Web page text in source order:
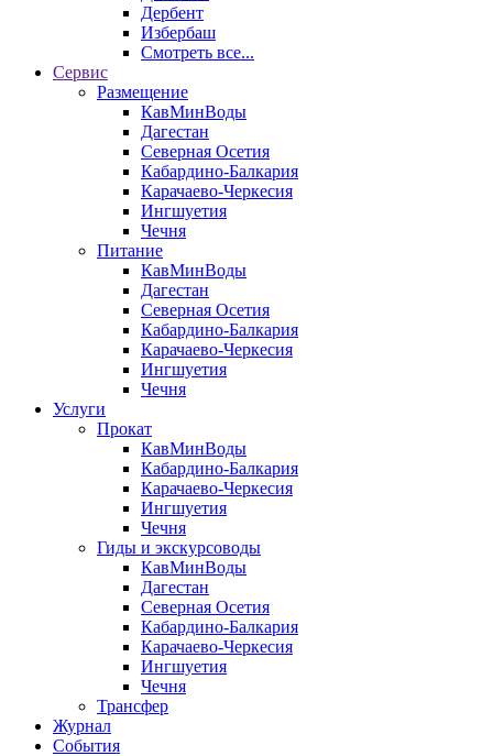
Дербент
Избербаш
Смотреть все...
Сервис
Размещение
КавМинВоды
Дагестан
Северная Осетия
Кабардино-Балкария
Карачаево-Черкесия
Ингшуетия
Чечня
Питание
КавМинВоды
Дагестан
Северная Осетия
Кабардино-Балкария
Карачаево-Черкесия
Ингшуетия
Чечня
Услуги
Прокат
КавМинВоды
Кабардино-Балкария
Карачаево-Черкесия
Ингшуетия
Чечня
Гиды и экскурсоводы
КавМинВоды
Дагестан
Северная Осетия
Кабардино-Балкария
Карачаево-Черкесия
Ингшуетия
Чечня
Трансфер
Журнал
События